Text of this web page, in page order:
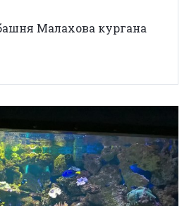
Малахова кургана